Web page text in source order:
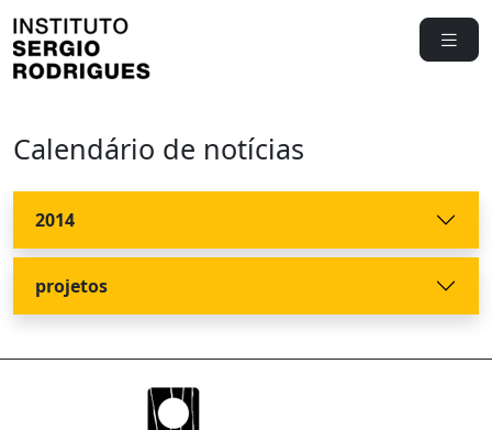
Calendário de notícias
2014
projetos